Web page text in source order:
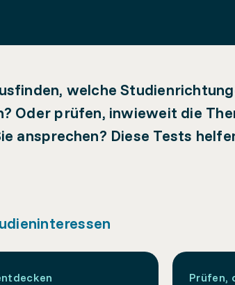
welche
Oder prüfen, inwieweit die
ansprechen? Diese Tests
Prüfen,